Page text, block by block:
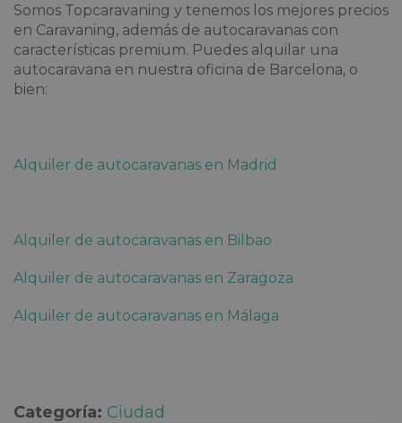
Somos Topcaravaning y tenemos los mejores precios
en Caravaning, además de autocaravanas con
características premium. Puedes alquilar una
autocaravana en nuestra oficina de Barcelona, o
bien:
Alquiler de autocaravanas en Madrid
Alquiler de autocaravanas en Bilbao
Alquiler de autocaravanas en Zaragoza
Alquiler de autocaravanas en Málaga
Categoría: Ciudad